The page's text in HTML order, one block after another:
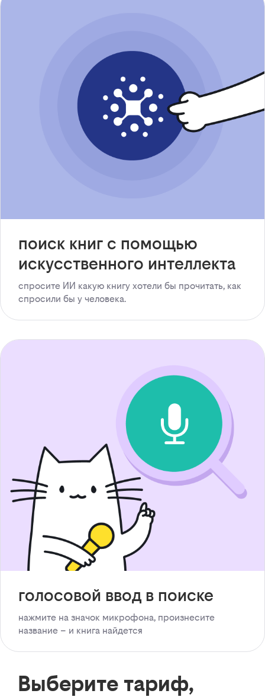
поиск книг с помощью
искусственного интеллекта
спросите ИИ какую книгу хотели бы прочитать, как
спросили бы у человека.
голосовой ввод в поиске
нажмите на значок микрофона, произнесите
название – и книга найдется
Выберите тариф,